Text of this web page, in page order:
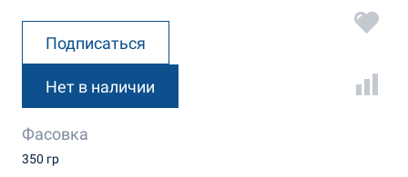
Подписаться
Нет в наличии
Фасовка
350 гр